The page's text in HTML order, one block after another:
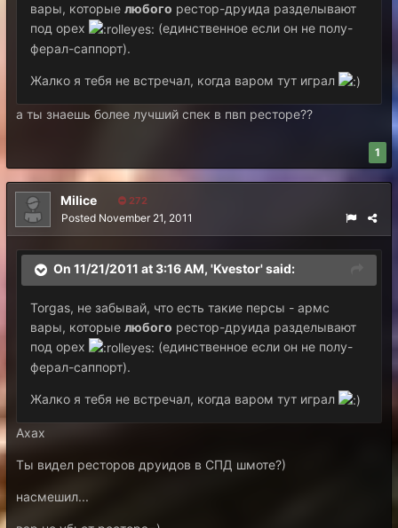
вары, которые любого рестор-друида разделывают
под орех
(единственное если он не полу-
ферал-саппорт).
Жалко я тебя не встречал, когда варом тут играл
а ты знаешь более лучший спек в пвп ресторе??
1
Milice 272
Posted November 21, 2011
On 11/21/2011 at 3:16 AM, 'Kvestor' said:
Torgas, не забывай, что есть такие персы - армс
вары, которые любого рестор-друида разделывают
под орех
(единственное если он не полу-
ферал-саппорт).
Жалко я тебя не встречал, когда варом тут играл
Ахах
Ты видел ресторов друидов в СПД шмоте?)
насмешил...